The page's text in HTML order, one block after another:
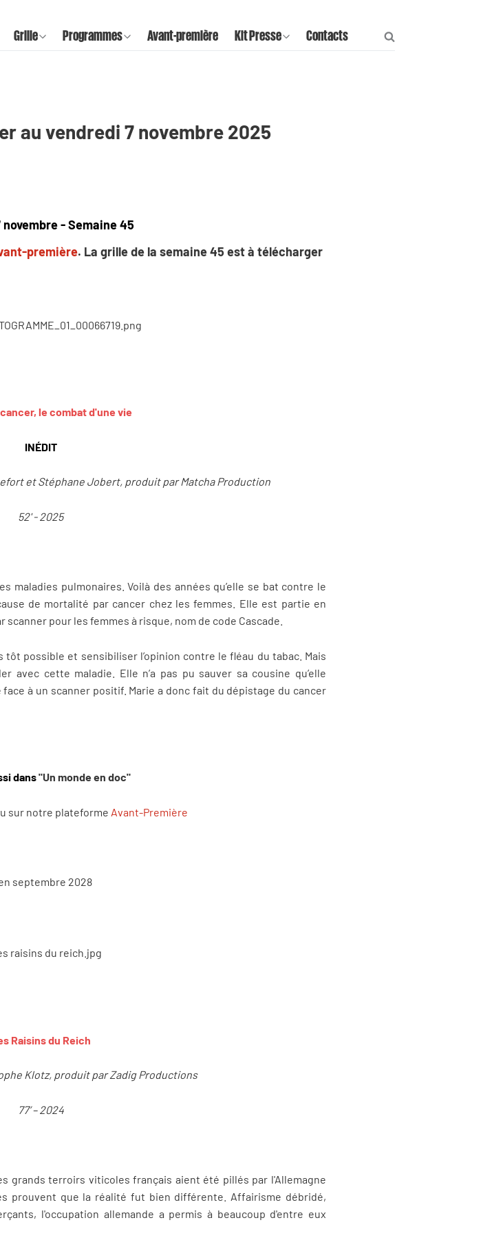
Grille Programmes Avant-première Kit Presse Contacts
au vendredi 7 novembre 2025
- Semaine 45
première. La grille de la semaine 45 est à télécharger
le combat d'une vie
INÉDIT
et Stéphane Jobert, produit par Matcha Production
52' - 2025
maladies pulmonaires. Voilà des années qu’elle se bat contre le
de mortalité par cancer chez les femmes. Elle est partie en
pour les femmes à risque, nom de code Cascade.
possible et sensibiliser l’opinion contre le fléau du tabac. Mais
avec cette maladie. Elle n’a pas pu sauver sa cousine qu’elle
à un scanner positif. Marie a donc fait du dépistage du cancer
dans"Un monde en doc"
sur notre plateforme Avant-Première
septembre 2028
Raisins du Reich
Klotz, produit par Zadig Productions
77’ – 2024
grands terroirs viticoles français aient été pillés par l'Allemagne
prouvent que la réalité fut bien différente. Affairisme débridé,
l'occupation allemande a permis à beaucoup d'entre eux